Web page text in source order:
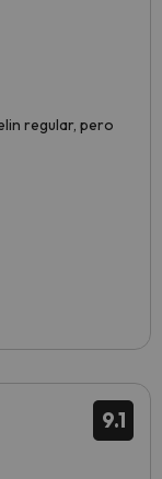
regular, pero
9.1